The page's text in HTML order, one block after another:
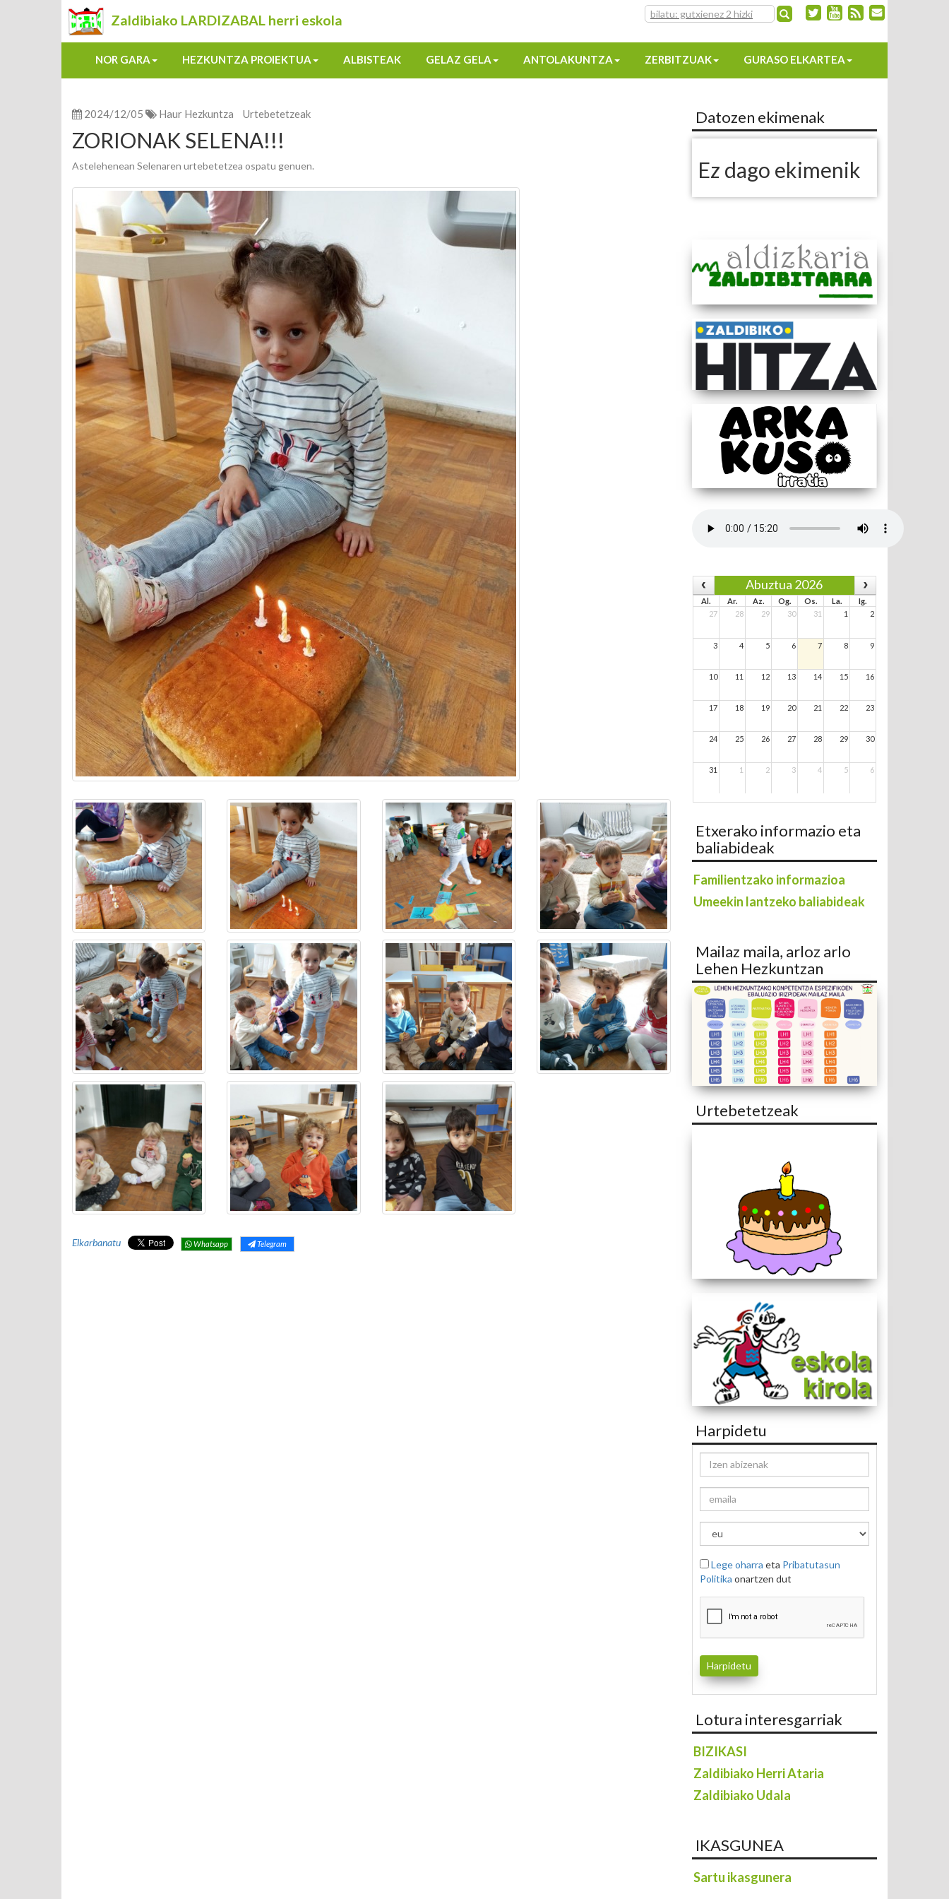
Zaldibiako LARDIZABAL herri eskola
NOR GARA HEZKUNTZA PROIEKTUA ALBISTEAK GELAZ GELA ANTOLAKUNTZA ZERBITZUAK GURASO ELKARTEA
2024/12/05 Haur Hezkuntza Urtebetetzeak
ZORIONAK SELENA!!!
Astelehenean Selenaren urtebetetzea ospatu genuen.
Elkarbanatu Whatsapp Telegram
Datozen ekimenak
Ez dago ekimenik
Abuztua 2026
Al. Ar. Az. Og. Os. La.
Ig.
27
28 29 30 31 1 2
3 4 5 6 7 8 9
10 11 12 13 14 15 16
17 18 19 20 21 22 23
24 25 26 27 28 29 30
31 1 2 3 4 5 6
Etxerako informazio eta
baliabideak
Familientzako informazioa
Umeekin lantzeko baliabideak
Mailaz maila, arloz arlo
Lehen Hezkuntzan
Urtebetetzeak
Harpidetu
Lege oharra eta Pribatutasun
Politika onartzen dut
Lotura interesgarriak
BIZIKASI
Zaldibiako Herri Ataria
Zaldibiako Udala
IKASGUNEA
Sartu ikasgunera